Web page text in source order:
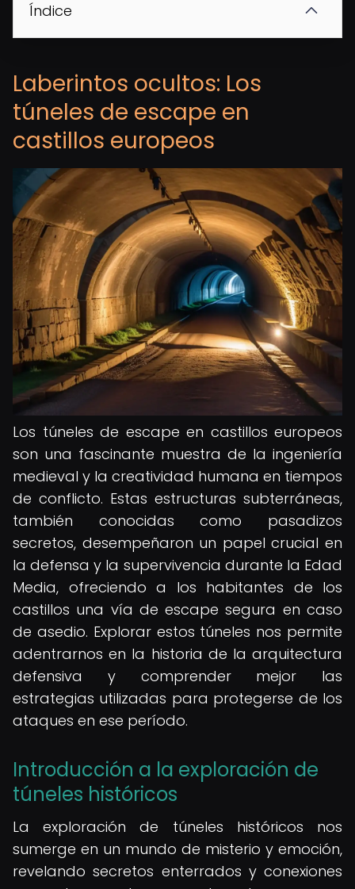
Índice
Laberintos ocultos: Los
túneles de escape en
castillos europeos
Los túneles de escape en castillos europeos
son una fascinante muestra de la ingeniería
medieval y la creatividad humana en tiempos
de conflicto. Estas estructuras subterráneas,
también conocidas como pasadizos
secretos, desempeñaron un papel crucial en
la defensa y la supervivencia durante la Edad
Media, ofreciendo a los habitantes de los
castillos una vía de escape segura en caso
de asedio. Explorar estos túneles nos permite
adentrarnos en la historia de la arquitectura
defensiva y comprender mejor las
estrategias utilizadas para protegerse de los
ataques en ese período.
Introducción a la exploración de
túneles históricos
La exploración de túneles históricos nos
sumerge en un mundo de misterio y emoción,
revelando secretos enterrados y conexiones